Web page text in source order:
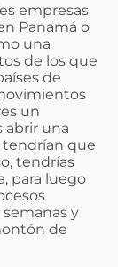
empresas
Panamá o
una
de los que
de
un
abrir una
que
tendrías
para luego
y
de